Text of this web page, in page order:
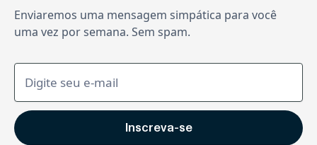
Enviaremos uma mensagem simpática para você
uma vez por semana. Sem spam.